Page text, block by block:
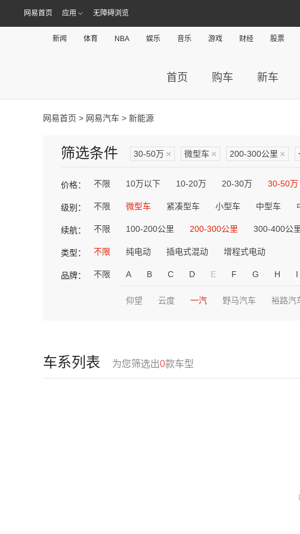
网易首页 应用 无障碍浏览
新闻 体育 NBA 娱乐 音乐 游戏 财经 股票
首页 购车 新车
网易首页 > 网易汽车 > 新能源
筛选条件 30-50万 × 微型车 × 200-300公里 ×
价格： 不限 10万以下 10-20万 20-30万 30-50万
级别： 不限 微型车 紧凑型车 小型车 中型车
续航： 不限 100-200公里 200-300公里 300-400公
类型： 不限 纯电动 插电式混动 增程式电动
品牌： 不限 A B C D E F G H I
仰望 云度 一汽 野马汽车 裕路汽
车系列表 为您筛选出0款车型